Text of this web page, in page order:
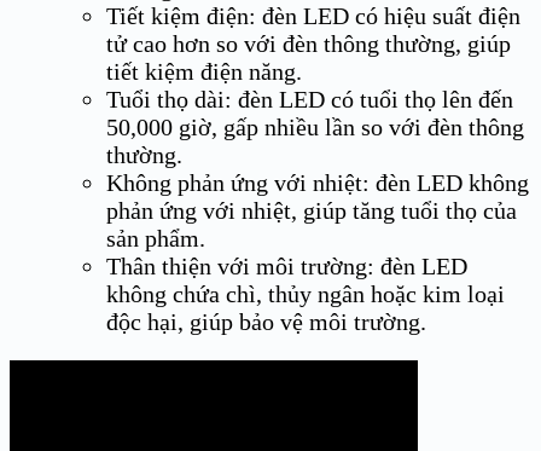
Tiết kiệm điện: đèn LED có hiệu suất điện
tử cao hơn so với đèn thông thường, giúp
tiết kiệm điện năng.
Tuổi thọ dài: đèn LED có tuổi thọ lên đến
50,000 giờ, gấp nhiều lần so với đèn thông
thường.
Không phản ứng với nhiệt: đèn LED không
phản ứng với nhiệt, giúp tăng tuổi thọ của
sản phẩm.
Thân thiện với môi trường: đèn LED
không chứa chì, thủy ngân hoặc kim loại
độc hại, giúp bảo vệ môi trường.